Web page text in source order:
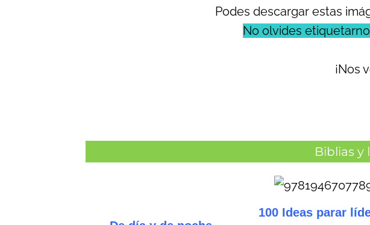
Podes descargar estas
No olvides
¡Nos
Biblias y
100 Ideas parar